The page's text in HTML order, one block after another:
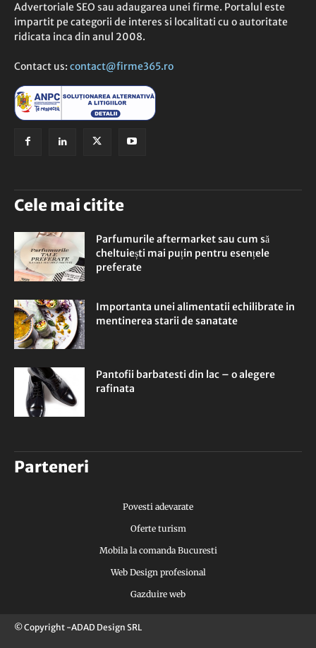
Advertoriale SEO sau adaugarea unei firme. Portalul este
impartit pe categorii de interes si localitati cu o autoritate
ridicata inca din anul 2008.
Contact us: contact@firme365.ro
Cele mai citite
Parfumurile aftermarket sau cum să
cheltuiești mai puțin pentru esențele
preferate
Importanta unei alimentatii echilibrate in
mentinerea starii de sanatate
Pantofii barbatesti din lac – o alegere
rafinata
Parteneri
Povesti adevarate
Oferte turism
Mobila la comanda Bucuresti
Web Design profesional
Gazduire web
© Copyright -ADAD Design SRL